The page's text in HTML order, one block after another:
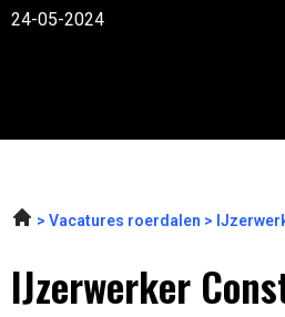
24-05-2024
Vacatures roerdalen
IJzerwerker